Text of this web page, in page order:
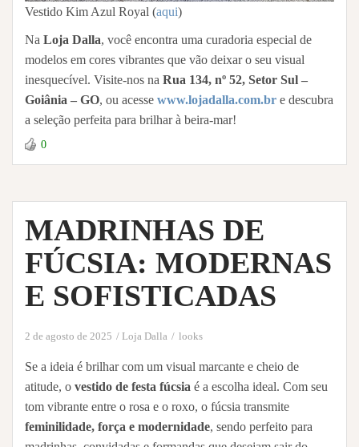
Vestido Kim Azul Royal (aqui)
Na Loja Dalla, você encontra uma curadoria especial de
modelos em cores vibrantes que vão deixar o seu visual
inesquecível. Visite-nos na Rua 134, nº 52, Setor Sul –
Goiânia – GO, ou acesse www.lojadalla.com.br e descubra
a seleção perfeita para brilhar à beira-mar!
0
MADRINHAS DE
FÚCSIA: MODERNAS
E SOFISTICADAS
2 de agosto de 2025 Loja Dalla looks
Se a ideia é brilhar com um visual marcante e cheio de
atitude, o vestido de festa fúcsia é a escolha ideal. Com seu
tom vibrante entre o rosa e o roxo, o fúcsia transmite
feminilidade, força e modernidade, sendo perfeito para